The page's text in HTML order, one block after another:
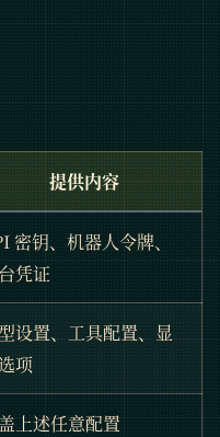
提供内容
密钥、机器人令牌、
凭证
设置、工具配置、显
项
上述任意配置